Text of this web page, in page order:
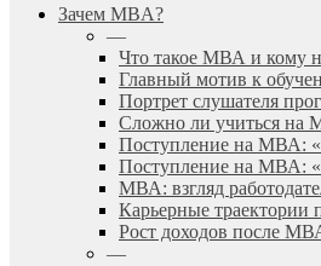
search
Menu
Зачем MBA?
—
Что такое МВА и кому
Главный мотив к
Портрет слушателя
Сложно ли учиться на
Поступление на МВА:
Поступление на МВА:
МВА: взгляд
Карьерные
Рост доходов после
—